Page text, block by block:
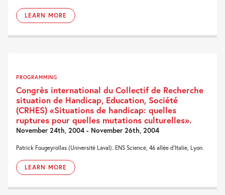
LEARN MORE
PROGRAMMING
Congrès international du Collectif de Recherche
situation de Handicap, Education, Société
(CRHES) «Situations de handicap: quelles
ruptures pour quelles mutations culturelles».
November 24th, 2004 - November 26th, 2004
Patrick Fougeyrollas (Université Laval). ENS Science, 46 allée d'Italie, Lyon.
LEARN MORE